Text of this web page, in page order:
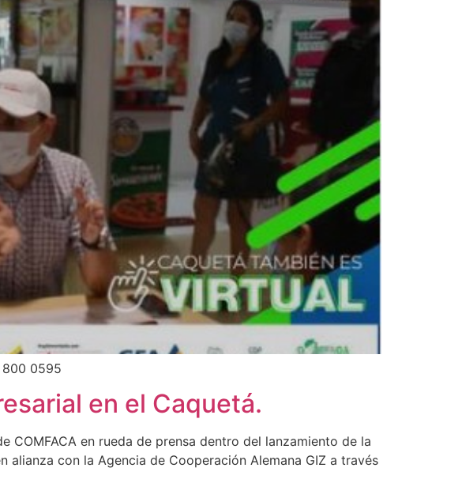
800 0595
en el Caquetá.
en rueda de prensa dentro del lanzamiento de la
alianza con la Agencia de Cooperación Alemana GIZ a través